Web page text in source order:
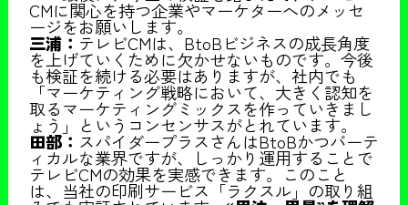
CMに関心を持つ企業やマーケターへのメッセ
ージをお願いします。
三浦： テレビCMは、BtoBビジネスの成長角度
を上げていくために欠かせないものです。今後
も検証を続ける必要はありますが、社内でも
「マーケティング戦略において、大きく認知を
取るマーケティングミックスを作っていきまし
ょう」というコンセンサスがとれています。
田部： スパイダープラスさんはBtoBかつバーテ
ィカルな業界ですが、しっかり運用することで
テレビCMの効果を実感できます。このこと
は、当社の印刷サービス「ラクスル」の取り組